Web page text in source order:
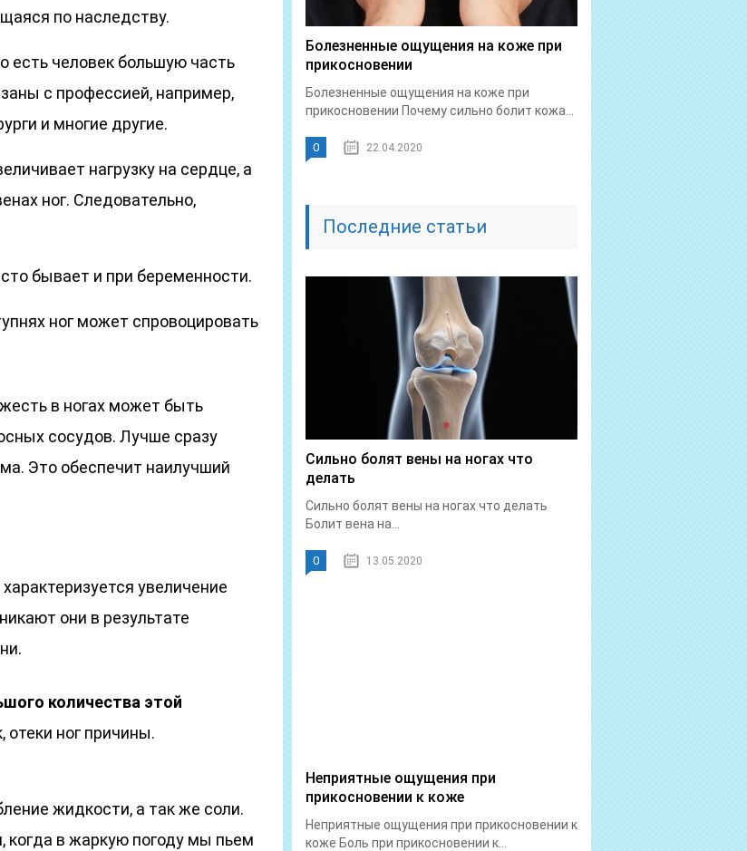
по наследству.
есть человек большую часть
с профессией, например,
и многие другие.
нагрузку на сердце, а
ног. Следовательно,
бывает и при беременности.
ног может спровоцировать
в ногах может быть
сосудов. Лучше сразу
Это обеспечит наилучший
увеличение
они в результате
количества этой
отеки ног причины.
жидкости, а так же соли.
когда в жаркую погоду мы пьем
Болезненные ощущения на коже при
прикосновении
Болезненные ощущения на коже при
прикосновении Почему сильно болит кожа...
0 22.04.2020
Последние статьи
Сильно болят вены на ногах что
делать
Сильно болят вены на ногах что делать
Болит вена на...
0 13.05.2020
Неприятные ощущения при
прикосновении к коже
Неприятные ощущения при прикосновении к
коже Боль при прикосновении к...